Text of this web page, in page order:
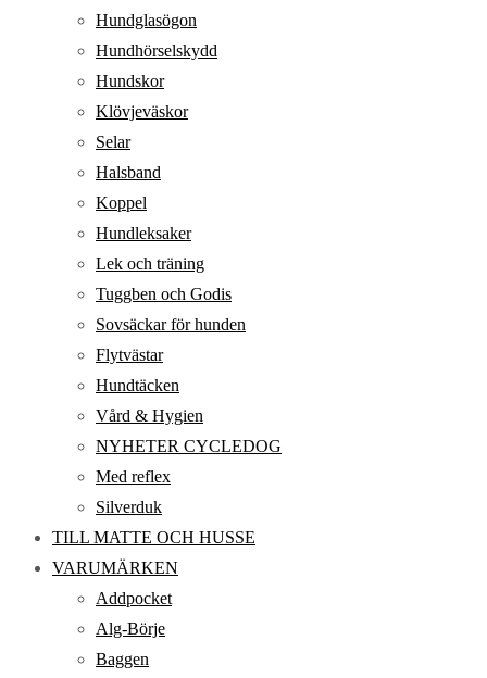
Hundglasögon
Hundhörselskydd
Hundskor
Klövjeväskor
Selar
Halsband
Koppel
Hundleksaker
Lek och träning
Tuggben och Godis
Sovsäckar för hunden
Flytvästar
Hundtäcken
Vård & Hygien
NYHETER CYCLEDOG
Med reflex
Silverduk
TILL MATTE OCH HUSSE
VARUMÄRKEN
Addpocket
Alg-Börje
Baggen